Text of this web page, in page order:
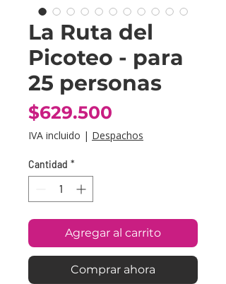
La Ruta del
Picoteo - para
25 personas
$629.500
IVA incluido | Despachos
Cantidad *
Agregar al carrito
Comprar ahora